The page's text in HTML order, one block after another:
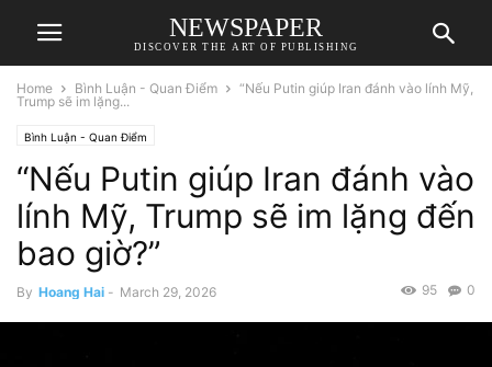
NEWSPAPER
DISCOVER THE ART OF PUBLISHING
Home Bình Luận - Quan Điểm
“Nếu Putin giúp Iran đánh vào lính Mỹ,
Trump sẽ im lặng...
Bình Luận - Quan Điểm
“Nếu Putin giúp Iran đánh vào
lính Mỹ, Trump sẽ im lặng đến
bao giờ?”
By Hoang Hai - March 29, 2026 0
95